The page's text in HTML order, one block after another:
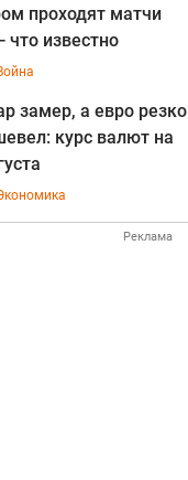
проходят матчи
известно
замер, а евро резко
курс валют на
Реклама